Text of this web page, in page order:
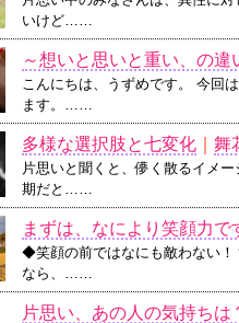
いけど……
～想いと思いと重い、の違
こんにちは、うずめです。 今回
ます。……
多様な選択肢と七変化 ｜舞
片思いと聞くと、儚く散るイメ
期だと……
まずは、なにより笑顔力で
◆笑顔の前ではなにも敵わない！
なら、……
片思い、あの人の気持ち